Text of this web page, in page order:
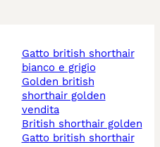
gatto british shorthair
bianco e grigio
golden british
shorthair golden
vendita
british shorthair golden
gatto british shorthair